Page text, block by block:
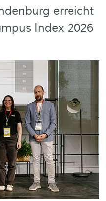
erreicht
Index 2026